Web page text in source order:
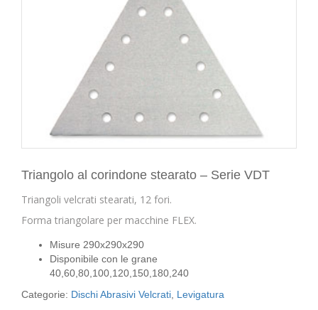
Triangolo al corindone stearato – Serie VDT
Triangoli velcrati stearati, 12 fori.
Forma triangolare per macchine FLEX.
Misure 290x290x290
Disponibile con le grane
40,60,80,100,120,150,180,240
Categorie: Dischi Abrasivi Velcrati Levigatura